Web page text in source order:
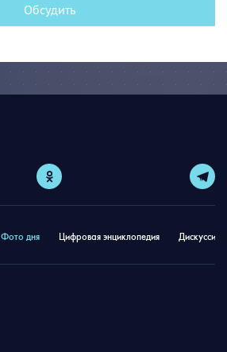
Обсудить
Фото дня Цифровая энциклопедия